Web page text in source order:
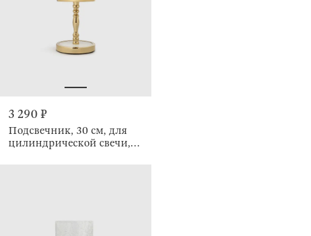
3 290 ₽
Подсвечник, 30 см, для
цилиндрической свечи,